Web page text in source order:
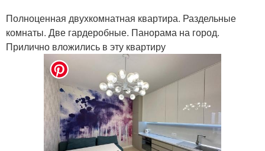
Полноценная двухкомнатная квартира. Раздельные
комнаты. Две гардеробные. Панорама на город.
Прилично вложились в эту квартиру